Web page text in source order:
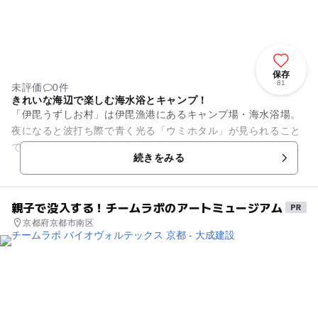
保存
81
未評価
0件
きれいな海辺で楽しむ海水浴とキャンプ！
「伊毘うずしお村」は伊毘漁港にあるキャンプ場・海水浴場。
夜になると波打ち際で青く光る「ウミホタル」が見られること
でも有名です。オートキャンプ場をはじめ、海水浴にバーベキ
ュー、釣りなど、いろいろな...続きをみる
親子で没入する！チームラボのアートミュージアム
京都府京都市南区